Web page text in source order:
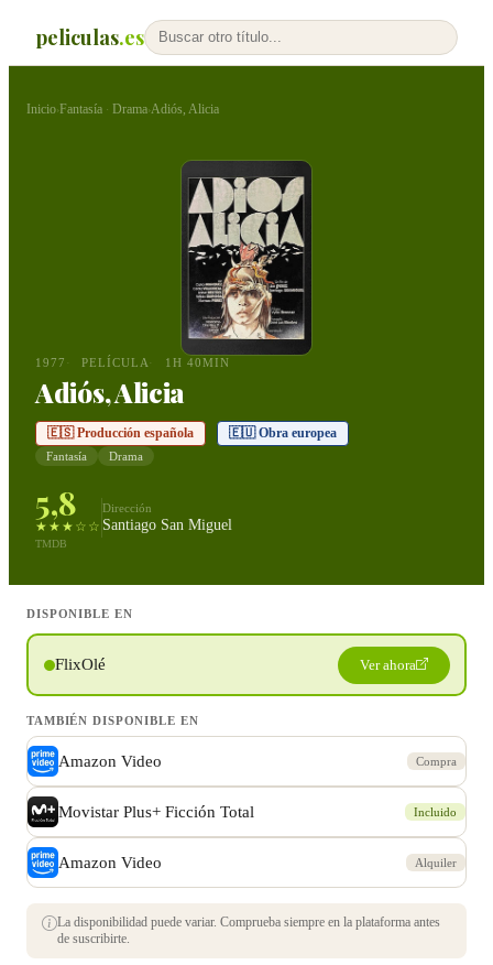
peliculas.es
Inicio›Fantasía · Drama›Adiós, Alicia
1977 PELÍCULA 1H 40MIN
Adiós, Alicia
🇪🇸 Producción española 🇪🇺 Obra europea
Fantasía Drama
5,8
★★★☆☆
TMDB
Dirección
Santiago San Miguel
DISPONIBLE EN
FlixOlé Ver ahora
TAMBIÉN DISPONIBLE EN
Amazon Video Compra
Movistar Plus+ Ficción Total Incluido
Amazon Video Alquiler
La disponibilidad puede variar. Comprueba siempre en la plataforma antes
de suscribirte.